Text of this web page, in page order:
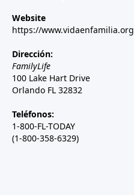
Website
https://www.vidaenfamilia.org
Dirección:
FamilyLife
100 Lake Hart Drive
Orlando FL 32832
Teléfonos:
1-800-FL-TODAY
(1-800-358-6329)